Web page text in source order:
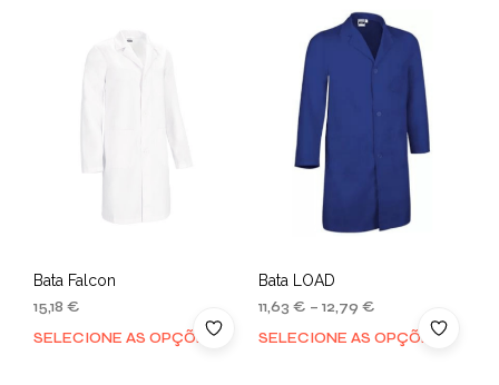
Bata Falcon
15,18 €
SELECIONE AS OPÇÕES
Bata LOAD
11,63 € – 12,79 €
SELECIONE AS OPÇÕES